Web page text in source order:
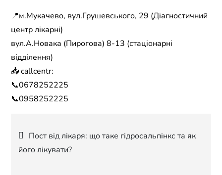
📍м.Мукачево, вул.Грушевського, 29 (Діагностичний
центр лікарні)
вул.А.Новака (Пирогова) 8-13 (стаціонарні
відділення)
📥 callcentr:
📞0678252225
📞0958252225
Навігація
записів
Пост від лікаря: що таке гідросальпінкс та як
його лікувати?